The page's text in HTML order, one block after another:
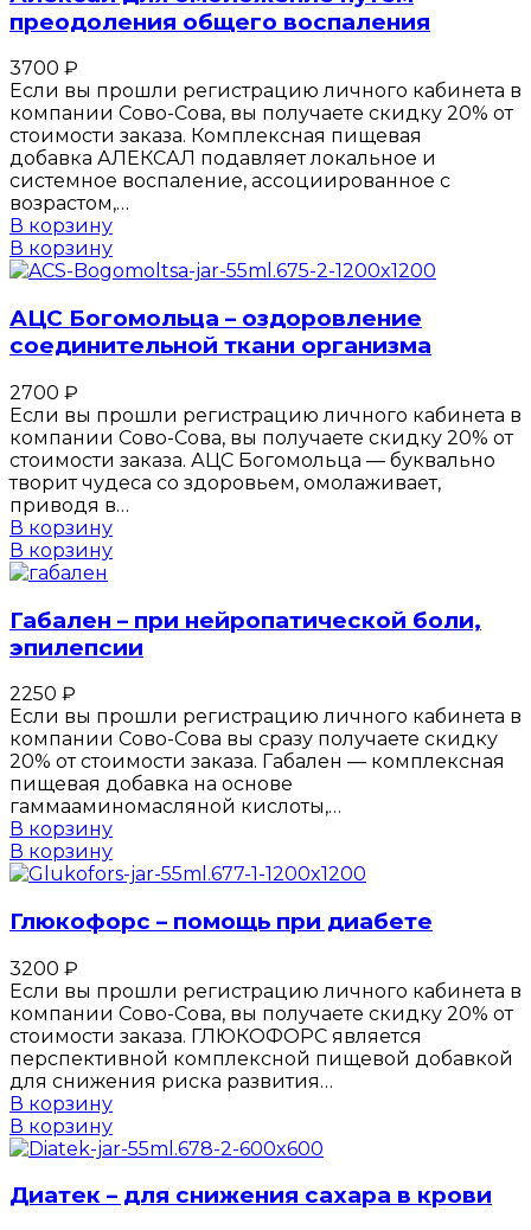
преодоления общего воспаления
3700 ₽
Если вы прошли регистрацию личного кабинета в
компании Сово-Сова, вы получаете скидку 20% от
стоимости заказа. Комплексная пищевая
добавка АЛЕКСАЛ подавляет локальное и
системное воспаление, ассоциированное с
возрастом,…
В корзину
В корзину
АЦС Богомольца – оздоровление
соединительной ткани организма
2700 ₽
Если вы прошли регистрацию личного кабинета в
компании Сово-Сова, вы получаете скидку 20% от
стоимости заказа. АЦС Богомольца — буквально
творит чудеса со здоровьем, омолаживает,
приводя в…
В корзину
В корзину
Габален – при нейропатической боли,
эпилепсии
2250 ₽
Если вы прошли регистрацию личного кабинета в
компании Сово-Сова вы сразу получаете скидку
20% от стоимости заказа. Габален — комплексная
пищевая добавка на основе
гаммааминомасляной кислоты,…
В корзину
В корзину
Глюкофорс – помощь при диабете
3200 ₽
Если вы прошли регистрацию личного кабинета в
компании Сово-Сова, вы получаете скидку 20% от
стоимости заказа. ГЛЮКОФОРС является
перспективной комплексной пищевой добавкой
для снижения риска развития…
В корзину
В корзину
Диатек – для снижения сахара в крови